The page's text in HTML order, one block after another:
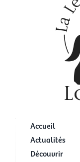
Accueil
Actualités
Découvrir